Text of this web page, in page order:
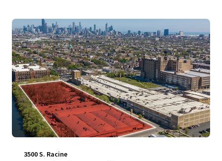
3500 S. Racine